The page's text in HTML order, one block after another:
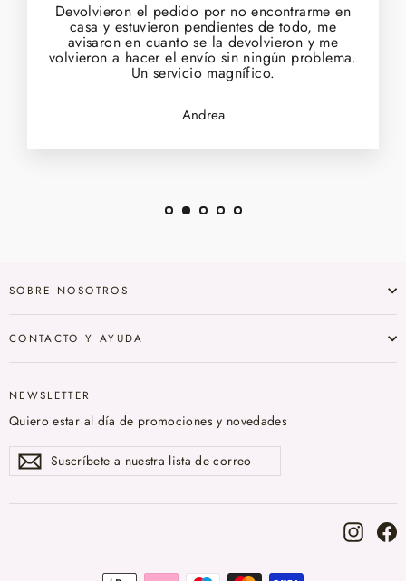
Devolvieron el pedido por no encontrarme en
casa y estuvieron pendientes de todo, me
avisaron en cuanto se la devolvieron y me
volvieron a hacer el envío sin ningún problema.
Un servicio magnífico.
Andrea
SOBRE NOSOTROS
CONTACTO Y AYUDA
NEWSLETTER
Quiero estar al día de promociones y novedades
Suscríbete
nuestra
Suscribir